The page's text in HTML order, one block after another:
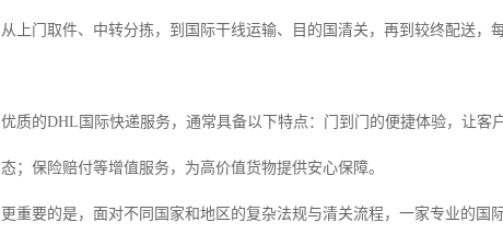
从上门取件、中转分拣，到国际干线运输、目的国清关，再到较终配送，
优质的DHL国际快递服务，通常具备以下特点：门到门的便捷体验，让
态；保险赔付等增值服务，为高价值货物提供安心保障。
更重要的是，面对不同国家和地区的复杂法规与清关流程，一家专业的